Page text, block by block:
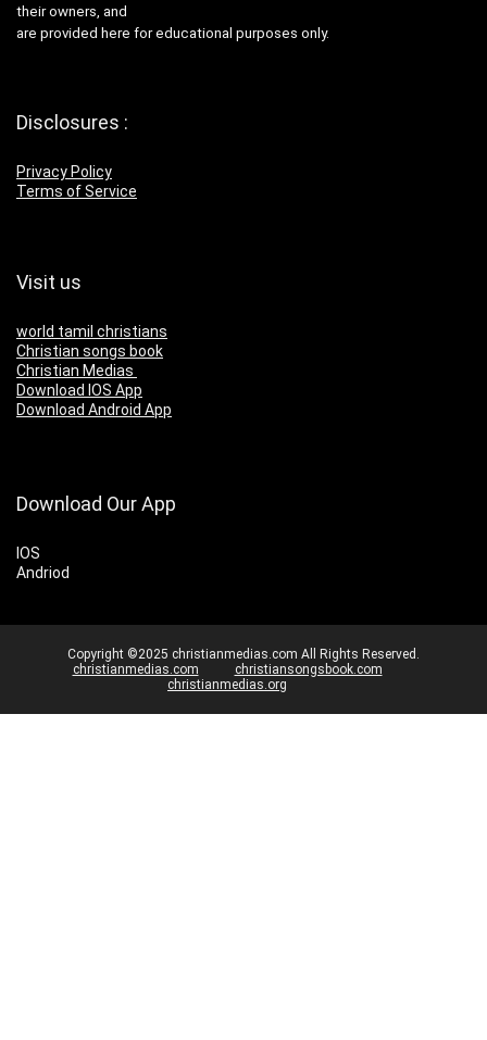
their owners, and
are provided here for educational purposes only.
Disclosures :
Privacy Policy
Terms of Service
Visit us
world tamil christians
Christian songs book
Christian Medias
Download IOS App
Download Android App
Download Our App
IOS
Andriod
Copyright ©2025 christianmedias.com All Rights Reserved.
christianmedias.com
christiansongsbook.com
christianmedias.org